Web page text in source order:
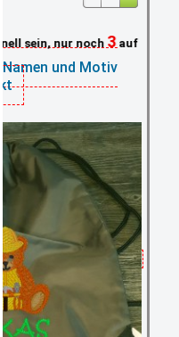
3auf Lager
Namen und Motiv